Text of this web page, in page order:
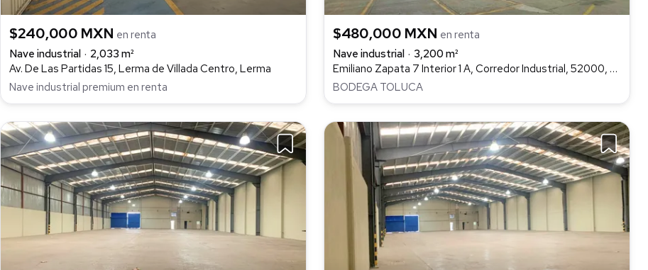
$240,000 MXN en renta
Nave industrial
2,033 m²
Av. De Las Partidas 15, Lerma de Villada Centro, Lerma
Nave industrial premium en renta
$480,000 MXN en renta
Nave industrial
3,200 m²
Emiliano Zapata 7 Interior 1 A, Corredor Industrial, 52000, San Mateo Atarasquillo, Lerma
BODEGA TOLUCA